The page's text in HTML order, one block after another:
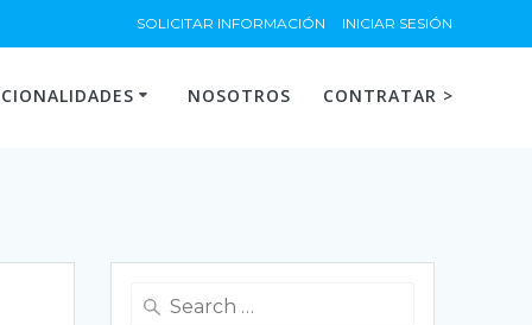
SOLICITAR INFORMACIÓN INICIAR SESIÓN
NOSOTROS CONTRATAR >
Search